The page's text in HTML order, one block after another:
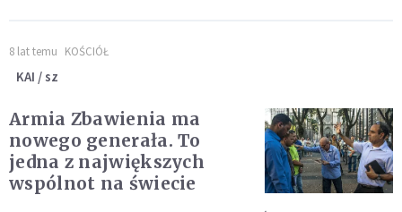
8 lat temu KOŚCIÓŁ
KAI / sz
Armia Zbawienia ma
nowego generała. To
jedna z największych
wspólnot na świecie